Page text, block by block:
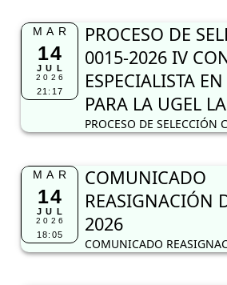
MAR
14
JUL
2026
21:17
PROCESO DE
0015-2026 IV
ESPECIALISTA
PARA LA UGEL
PROCESO DE SELECCIÓN
MAR
14
JUL
2026
18:05
COMUNICADO
REASIGNACIÓN
2026
COMUNICADO